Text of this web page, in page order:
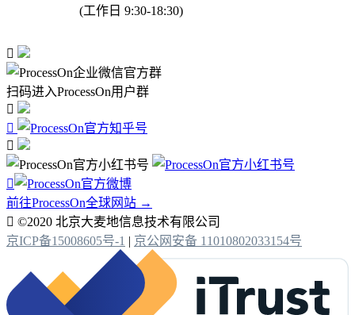
(工作日 9:30-18:30)

扫码进入ProcessOn用户群




前往ProcessOn全球网站 →
 ©2020 北京大麦地信息技术有限公司
京ICP备15008605号-1 | 京公网安备 11010802033154号